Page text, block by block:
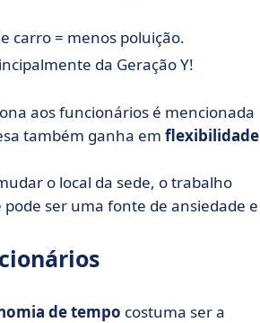
carro = menos poluição.
da Geração Y!
aos funcionários é mencionada
também ganha em flexibilidade
o local da sede, o trabalho
ser uma fonte de ansiedade e
de tempo costuma ser a